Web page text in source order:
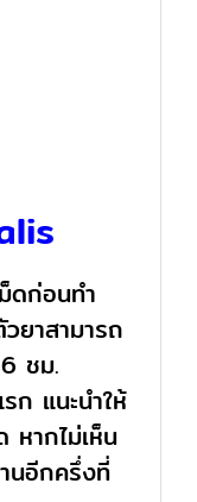
ดก่อนทำ
ยาสามารถ
ชม.
ก แนะนำให้
หากไม่เห็น
นอีกครึ่งที่